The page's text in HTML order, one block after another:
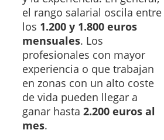
el rango salarial oscila entre
los 1.200 y 1.800 euros
mensuales. Los
profesionales con mayor
experiencia o que trabajan
en zonas con un alto coste
de vida pueden llegar a
ganar hasta 2.200 euros al
mes.